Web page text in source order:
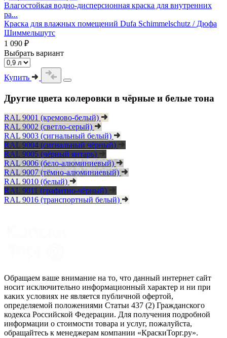
Влагостойкая водно-дисперсионная краска для внутренних
ра...
Краска для влажных помещений Dufa Schimmelschutz / Дюфа
Шиммельшутс
1 090 ₽
Выбрать вариант
Купить
Другие цвета колеровки в чёрные и белые тона
RAL 9001 (кремово-белый)
RAL 9002 (светло-серый)
RAL 9003 (сигнальный белый)
RAL 9004 (сигнальный чёрный)
RAL 9005 (чёрный янтарь)
RAL 9006 (бело-алюминиевый)
RAL 9007 (тёмно-алюминиевый)
RAL 9010 (белый)
RAL 9011 (графитно-чёрный)
RAL 9016 (транспортный белый)
Обращаем ваше внимание на то, что данный интернет сайт
носит исключительно информационный характер и ни при
каких условиях не является публичной офертой,
определяемой положениями Статьи 437 (2) Гражданского
кодекса Российской Федерации. Для получения подробной
информации о стоимости товара и услуг, пожалуйста,
обращайтесь к менеджерам компании «КраскиТорг.ру».